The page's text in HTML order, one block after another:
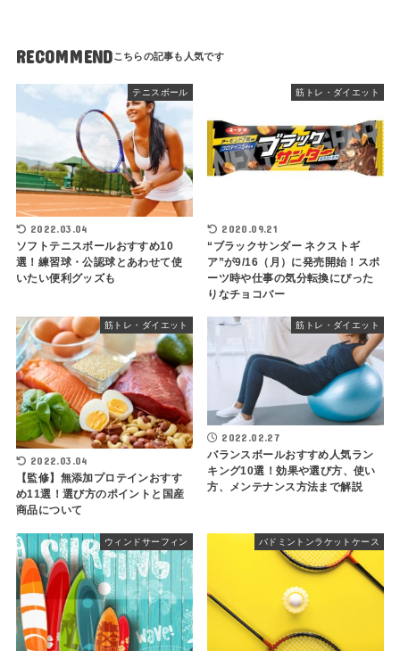
RECOMMEND
テニスボール
2022.03.04
ソフトテニスボールおすすめ10
選！練習球・公認球とあわせて使
いたい便利グッズも
筋トレ・ダイエット
2020.09.21
“ブラックサンダー ネクストギ
ア”が9/16（月）に発売開始！スポ
ーツ時や仕事の気分転換にぴった
りなチョコバー
筋トレ・ダイエット
2022.03.04
【監修】無添加プロテインおすす
め11選！選び方のポイントと国産
商品について
筋トレ・ダイエット
2022.02.27
バランスボールおすすめ人気ラン
キング10選！効果や選び方、使い
方、メンテナンス方法まで解説
ウィンドサーフィン バドミントンラケットケース